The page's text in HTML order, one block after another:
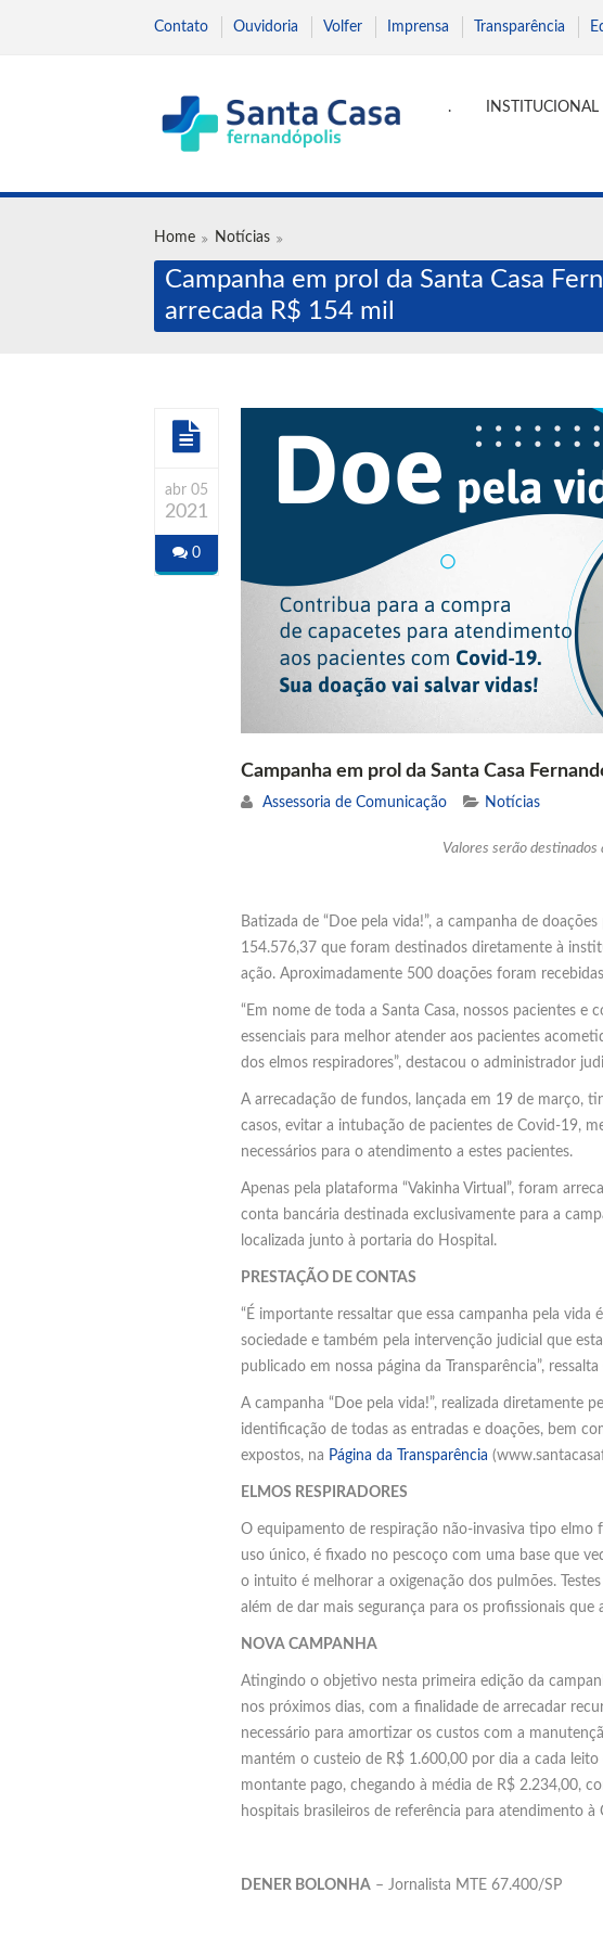
Contato Ouvidoria Volfer Imprensa Transparência
. INSTITUCIONAL
Home Notícias
Campanha em prol da Santa Casa
arrecada R$ 154 mil
abr 05
2021
0
Campanha em prol da Santa Casa
Assessoria de Comunicação Notícias
Valores serão
Batizada de “Doe pela vida!”, a campanha de
154.576,37 que foram destinados diretamente à
ação. Aproximadamente 500 doações foram
“Em nome de toda a Santa Casa, nossos pacientes e
essenciais para melhor atender aos pacientes
dos elmos respiradores”, destacou o administrador
A arrecadação de fundos, lançada em 19 de março,
casos, evitar a intubação de pacientes de Covid-19,
necessários para o atendimento a estes pacientes.
Apenas pela plataforma “Vakinha Virtual”, foram
conta bancária destinada exclusivamente para a
localizada junto à portaria do Hospital.
PRESTAÇÃO DE CONTAS
“É importante ressaltar que essa campanha pela
sociedade e também pela intervenção judicial que
publicado em nossa página da Transparência”, ressalta
A campanha “Doe pela vida!”, realizada diretamente
identificação de todas as entradas e doações, bem
expostos, na Página da Transparência
ELMOS RESPIRADORES
O equipamento de respiração não-invasiva tipo
uso único, é fixado no pescoço com uma base que
o intuito é melhorar a oxigenação dos pulmões.
além de dar mais segurança para os profissionais
NOVA CAMPANHA
Atingindo o objetivo nesta primeira edição da
nos próximos dias, com a finalidade de arrecadar
necessário para amortizar os custos com a
mantém o custeio de R$ 1.600,00 por dia a cada
montante pago, chegando à média de R$ 2.234,00,
hospitais brasileiros de referência para atendimento à
DENER BOLONHA – Jornalista MTE 67.400/SP